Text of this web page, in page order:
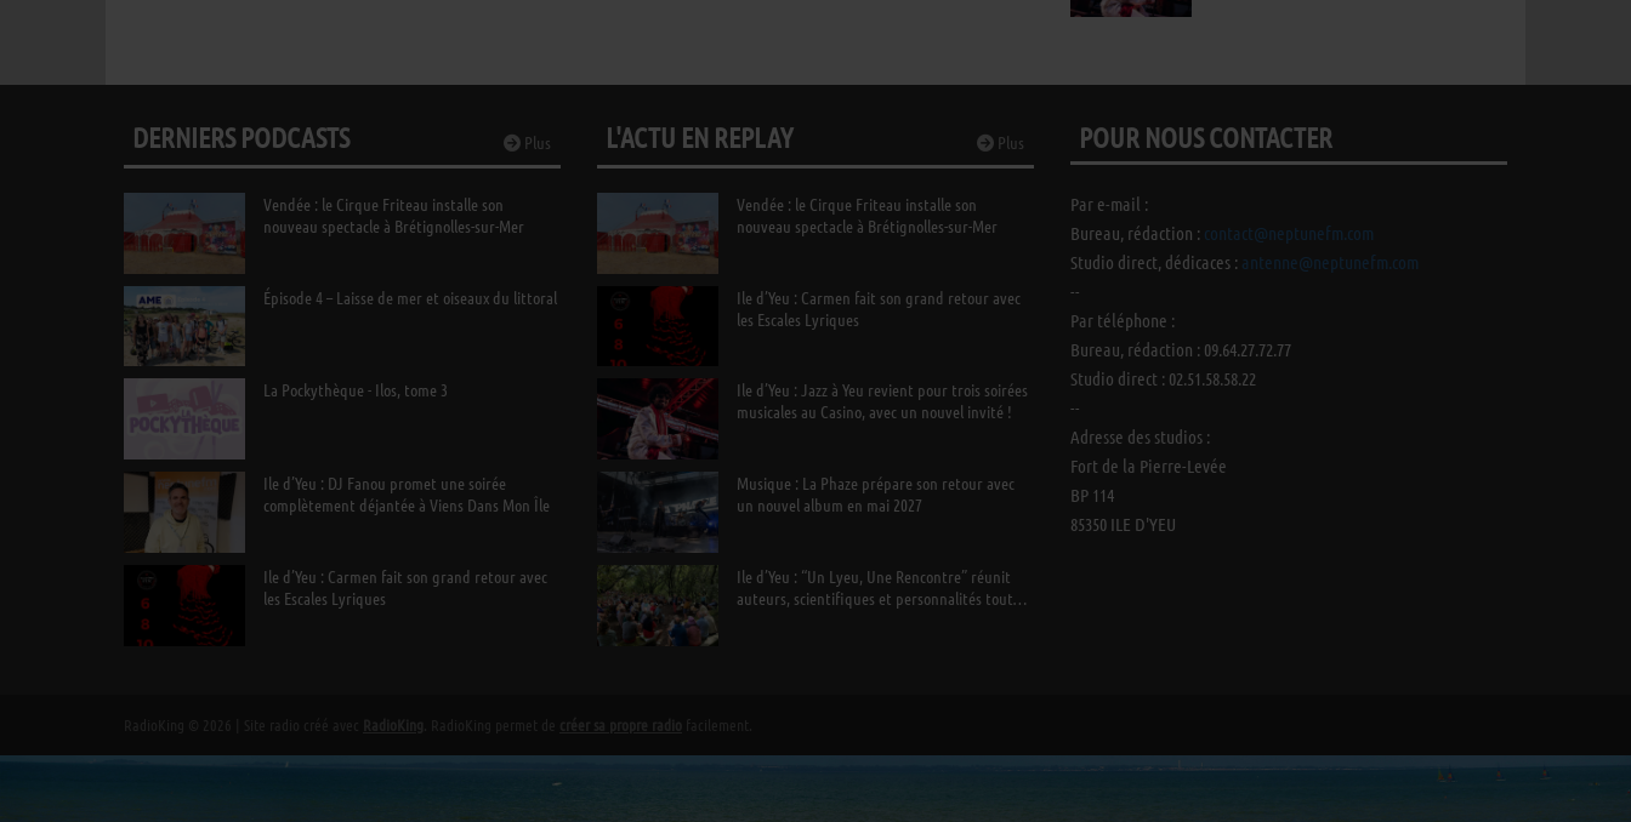
Plus
DERNIERS PODCASTS
Vendée : le Cirque Friteau installe son
nouveau spectacle à Brétignolles-sur-Mer
Épisode 4 – Laisse de mer et oiseaux du littoral
La Pockythèque - Ilos, tome 3
Ile d’Yeu : DJ Fanou promet une soirée
complètement déjantée à Viens Dans Mon Île
Ile d’Yeu : Carmen fait son grand retour avec
les Escales Lyriques
Plus
L'ACTU EN REPLAY
Vendée : le Cirque Friteau installe son
nouveau spectacle à Brétignolles-sur-Mer
Ile d’Yeu : Carmen fait son grand retour avec
les Escales Lyriques
Ile d’Yeu : Jazz à Yeu revient pour trois soirées
musicales au Casino, avec un nouvel invité !
Musique : La Phaze prépare son retour avec
un nouvel album en mai 2027
Ile d’Yeu : “Un Lyeu, Une Rencontre” réunit
auteurs, scientifiques et personnalités tout
POUR NOUS CONTACTER
Par e-mail :
Bureau, rédaction : contact@neptunefm.com
Studio direct, dédicaces : antenne@neptunefm.com
--
Par téléphone :
Bureau, rédaction : 09.64.27.72.77
Studio direct : 02.51.58.58.22
--
Adresse des studios :
Fort de la Pierre-Levée
BP 114
85350 ILE D'YEU